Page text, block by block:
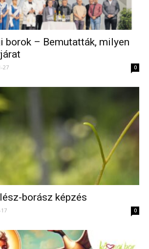
borok – Bemutatták, milyen
27 0
borász képzés
0